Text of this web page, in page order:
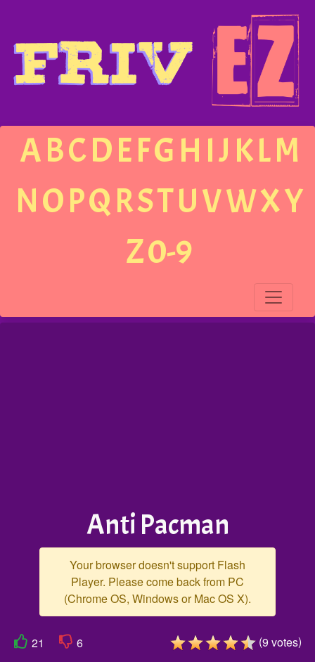
ABCDEFGH IJ KLM
NOPQRSTUVWXY
Z0-9
Anti Pacman
Your browser doesn't support Flash
Player. Please come back from PC
(Chrome OS, Windows or Mac OS X).
21 6 (9 votes)